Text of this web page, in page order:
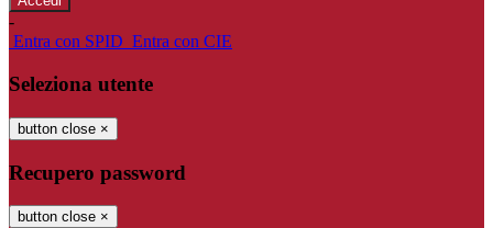
-
Entra con SPID Entra con CIE
Seleziona utente
button close ×
Recupero password
button close ×